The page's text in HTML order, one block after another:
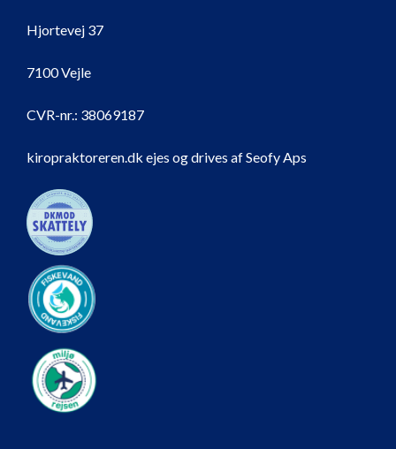
Hjortevej 37
7100 Vejle
CVR-nr.: 38069187
kiropraktoreren.dk ejes og drives af Seofy Aps